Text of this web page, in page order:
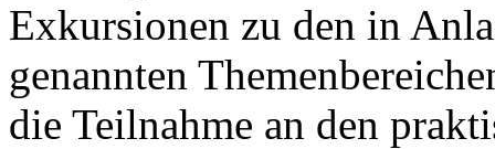
Exkursionen zu den in
genannten
die Teilnahme an den